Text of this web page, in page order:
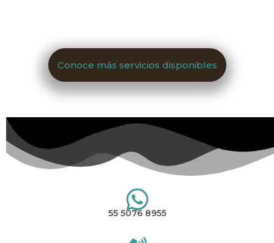
Conoce más servicios disponibles
55 5076 8955